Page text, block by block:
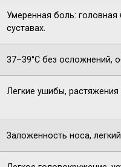
Умеренная боль: головная
суставах.
37–39°C без осложнений,
Легкие ушибы,
Заложенность носа,